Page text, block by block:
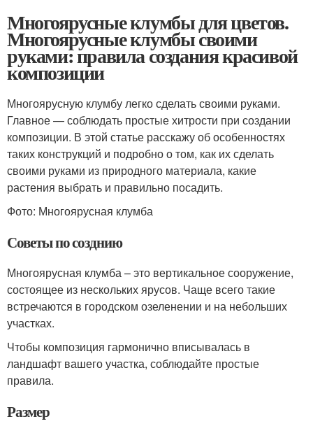
Многоярусные клумбы для цветов.
Многоярусные клумбы своими
руками: правила создания красивой
композиции
Многоярусную клумбу легко сделать своими руками.
Главное — соблюдать простые хитрости при создании
композиции. В этой статье расскажу об особенностях
таких конструкций и подробно о том, как их сделать
своими руками из природного материала, какие
растения выбрать и правильно посадить.
Фото: Многоярусная клумба
Советы по созднию
Многоярусная клумба – это вертикальное сооружение,
состоящее из нескольких ярусов. Чаще всего такие
встречаются в городском озеленении и на небольших
участках.
Чтобы композиция гармонично вписывалась в
ландшафт вашего участка, соблюдайте простые
правила.
Размер